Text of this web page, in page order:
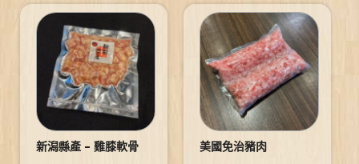
新潟縣產 – 雞膝軟骨 美國免治豬肉